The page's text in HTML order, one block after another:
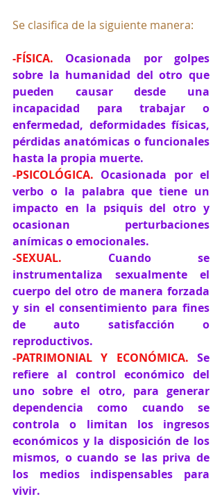
Se clasifica de la siguiente manera:
-FÍSICA. Ocasionada por golpes
sobre la humanidad del otro que
pueden causar desde una
incapacidad para trabajar o
enfermedad, deformidades físicas,
pérdidas anatómicas o funcionales
hasta la propia muerte.
-PSICOLÓGICA. Ocasionada por el
verbo o la palabra que tiene un
impacto en la psiquis del otro y
ocasionan perturbaciones
anímicas o emocionales.
-SEXUAL. Cuando se
instrumentaliza sexualmente el
cuerpo del otro de manera forzada
y sin el consentimiento para fines
de auto satisfacción o
reproductivos.
-PATRIMONIAL Y ECONÓMICA. Se
refiere al control económico del
uno sobre el otro, para generar
dependencia como cuando se
controla o limitan los ingresos
económicos y la disposición de los
mismos, o cuando se las priva de
los medios indispensables para
vivir.